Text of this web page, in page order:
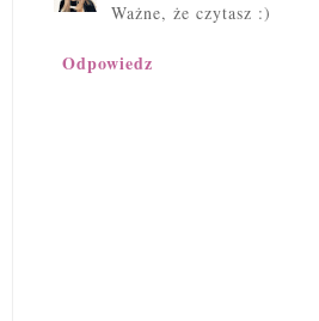
Ważne, że czytasz :)
Odpowiedz